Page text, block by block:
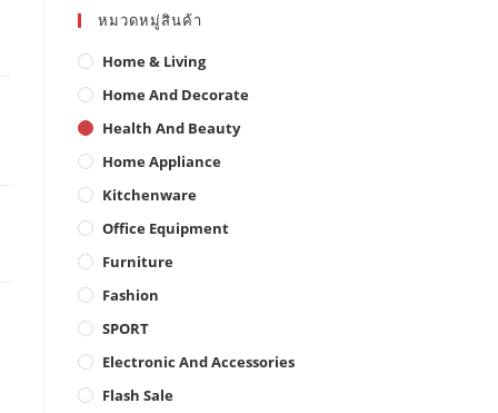
หมวดหมู่สินค้า
Home & Living
Home And Decorate
Health And Beauty
Home Appliance
Kitchenware
Office Equipment
Furniture
Fashion
SPORT
Electronic And Accessories
Flash Sale